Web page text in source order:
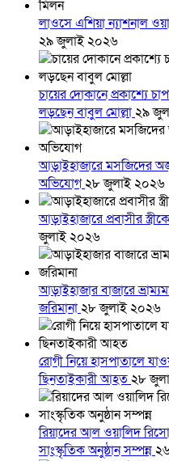
লাওসে এশিয়া ন্যাশনাল
২৯ জুলাই ২০২৬
চায়ের দোকানে প্রকাশ্যে
লড়ছেন বাবুল মোল্লা২৯
আড়াইহাজারে মস‌জি‌দের
অভিযোগ২৮ জুলাই ২০২৬
আড়াইহাজারে প্রবাসীর
জুলাই ২০২৬
আড়াইহাজার বাজারে
জরিমানা২৮ জুলাই ২০২৬
রোগী নিয়ে হাসপাতালে
ছিনতাইকারী আহত২৮
রিয়াদের আল ওয়ালিদ
সাংস্কৃতিক অনুষ্ঠান সম্পন্ন